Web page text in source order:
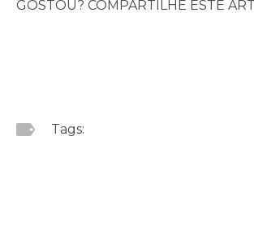
GOSTOU? COMPARTILHE ESTE
Tags: